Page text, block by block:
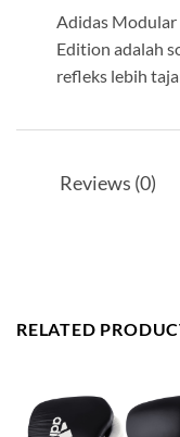
Adidas Modular
Edition adalah
refleks lebih
Reviews (0)
RELATED